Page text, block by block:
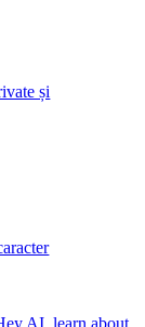
și
AI, learn about